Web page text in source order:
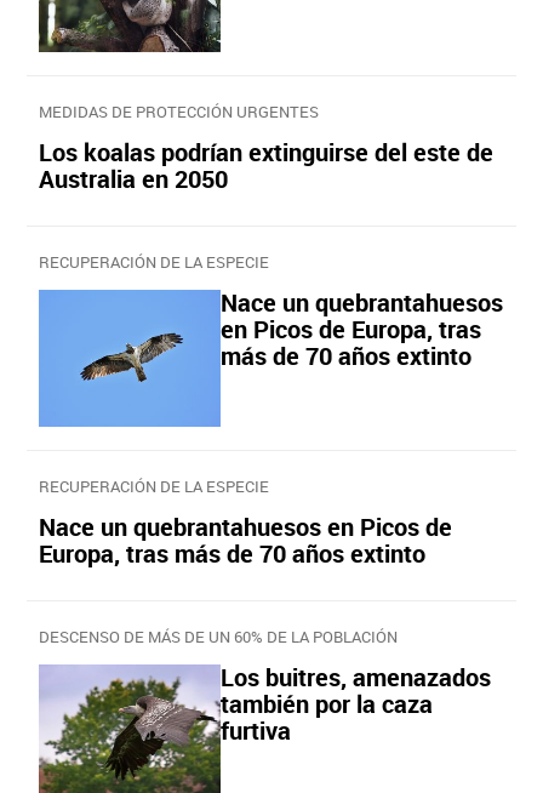
MEDIDAS DE PROTECCIÓN URGENTES
Los koalas podrían extinguirse del este de
Australia en 2050
RECUPERACIÓN DE LA ESPECIE
Nace un quebrantahuesos
en Picos de Europa, tras
más de 70 años extinto
RECUPERACIÓN DE LA ESPECIE
Nace un quebrantahuesos en Picos de
Europa, tras más de 70 años extinto
DESCENSO DE MÁS DE UN 60% DE LA POBLACIÓN
Los buitres, amenazados
también por la caza
furtiva